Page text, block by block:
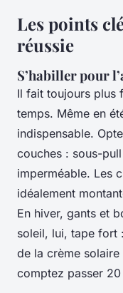
Les points
réussie
S’habiller pour
Il fait toujours plus
temps. Même en
indispensable.
couches : sous-
imperméable. Les
idéalement
En hiver, gants et
soleil, lui, tape fort
de la crème
comptez passer 20